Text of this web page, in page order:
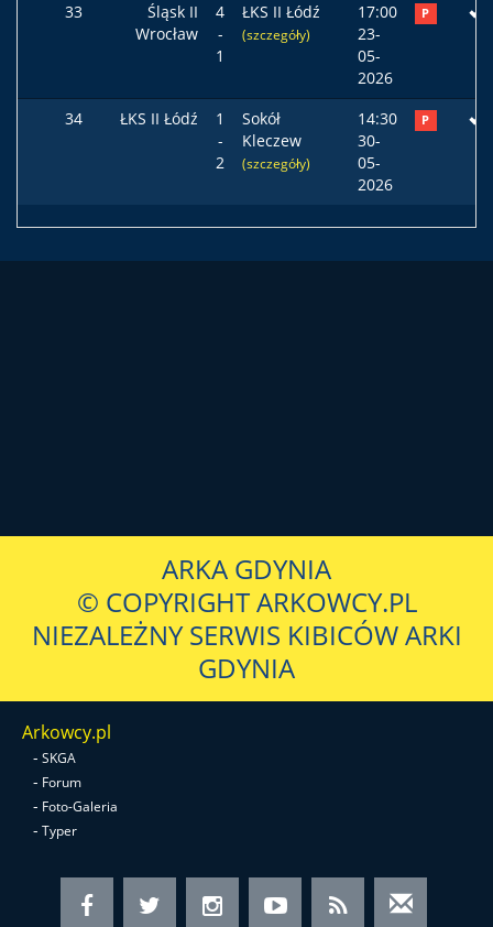
33
Śląsk II
Wrocław
4
-
1
ŁKS II Łódź
(szczegóły)
17:00
23-
05-
2026
P
34 ŁKS II Łódź
1
-
2
Sokół
Kleczew
(szczegóły)
14:30
30-
05-
2026
P
ARKA GDYNIA
© COPYRIGHT ARKOWCY.PL
NIEZALEŻNY SERWIS KIBICÓW ARKI
GDYNIA
Arkowcy.pl
- SKGA
- Forum
- Foto-Galeria
- Typer